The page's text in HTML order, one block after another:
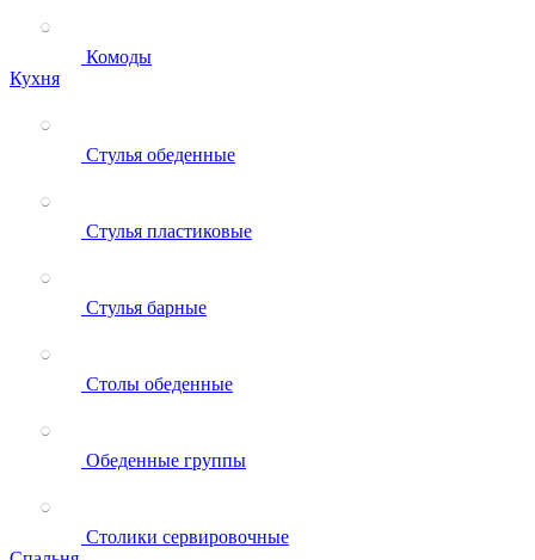
Комоды
Кухня
Стулья обеденные
Стулья пластиковые
Стулья барные
Столы обеденные
Обеденные группы
Столики сервировочные